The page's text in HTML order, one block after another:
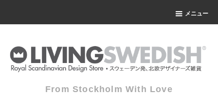
メニュー
From Stockholm With Love